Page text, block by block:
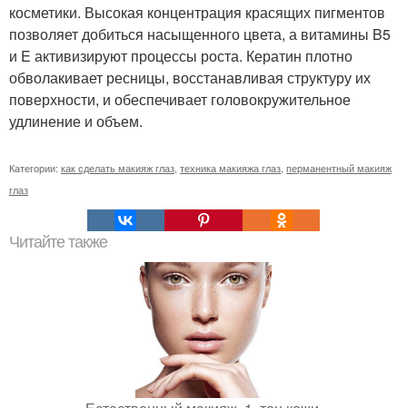
косметики. Высокая концентрация красящих пигментов
позволяет добиться насыщенного цвета, а витамины B5
и E активизируют процессы роста. Кератин плотно
обволакивает ресницы, восстанавливая структуру их
поверхности, и обеспечивает головокружительное
удлинение и объем.
Категории: как сделать макияж глаз техника макияжа глаз перманентный макияж
глаз
Читайте также